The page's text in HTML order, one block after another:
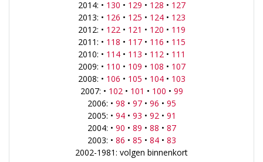
2014: • 130 • 129 • 128 • 127
2013: • 126 • 125 • 124• 123
2012: • 122• 121 • 120 • 119
2011: • 118 • 117• 116 • 115
2010: • 114• 113 • 112• 111
2009: • 110 • 109 • 108 • 107
2008: • 106 • 105 • 104• 103
2007: • 102• 101 • 100 • 99
2006: • 98 • 97• 96 • 95
2005: • 94• 93 • 92• 91
2004: • 90 • 89 • 88 • 87
2003: • 86 • 85 • 84• 83
2002-1981: volgen binnenkort